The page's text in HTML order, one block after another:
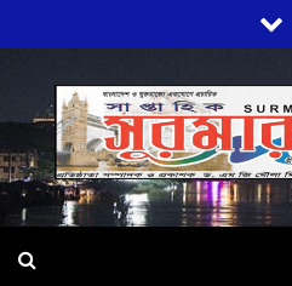
to
content
প্রতি মূহুর্তে সত্যের